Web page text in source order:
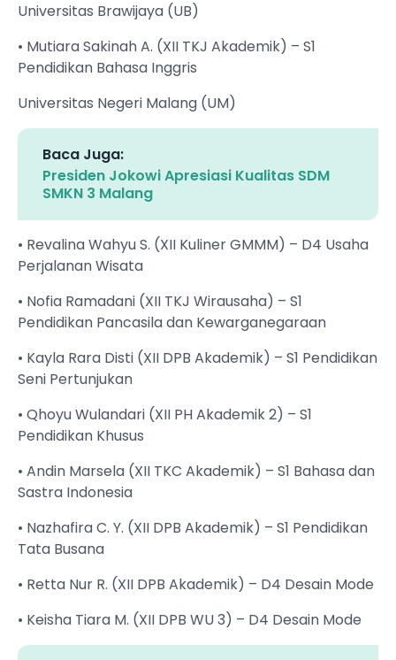
Universitas Brawijaya (UB)
• Mutiara Sakinah A. (XII TKJ Akademik) – S1
Pendidikan Bahasa Inggris
Universitas Negeri Malang (UM)
Baca Juga:
Presiden Jokowi Apresiasi Kualitas SDM
SMKN 3 Malang
• Revalina Wahyu S. (XII Kuliner GMMM) – D4 Usaha
Perjalanan Wisata
• Nofia Ramadani (XII TKJ Wirausaha) – S1
Pendidikan Pancasila dan Kewarganegaraan
• Kayla Rara Disti (XII DPB Akademik) – S1 Pendidikan
Seni Pertunjukan
• Qhoyu Wulandari (XII PH Akademik 2) – S1
Pendidikan Khusus
• Andin Marsela (XII TKC Akademik) – S1 Bahasa dan
Sastra Indonesia
• Nazhafira C. Y. (XII DPB Akademik) – S1 Pendidikan
Tata Busana
• Retta Nur R. (XII DPB Akademik) – D4 Desain Mode
• Keisha Tiara M. (XII DPB WU 3) – D4 Desain Mode